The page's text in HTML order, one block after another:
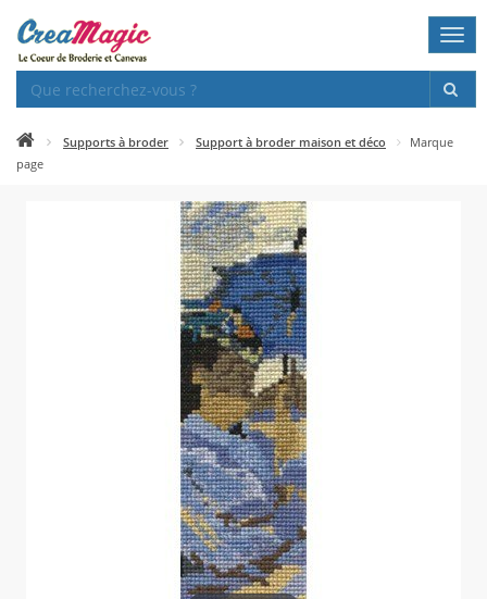
Supports à broder Support à broder maison et déco
Marque
page